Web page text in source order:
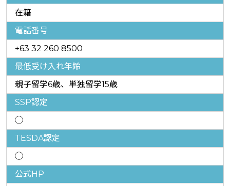
在籍
電話番号
+63 32 260 8500
最低受け入れ年齢
親子留学6歳、単独留学15歳
SSP認定
◯
TESDA認定
◯
公式HP